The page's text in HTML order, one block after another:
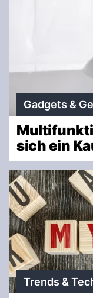
Gadgets &
sich ein
Trends &